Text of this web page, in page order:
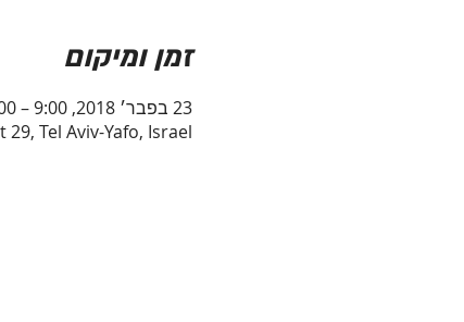
זמן ומיקום
23 בפבר׳ 2018, 9:00 – 11:00
Tel Aviv-Yafo, Israel